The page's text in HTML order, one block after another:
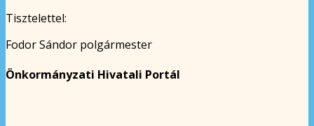
Tisztelettel:
Fodor Sándor polgármester
Önkormányzati Hivatali Portál